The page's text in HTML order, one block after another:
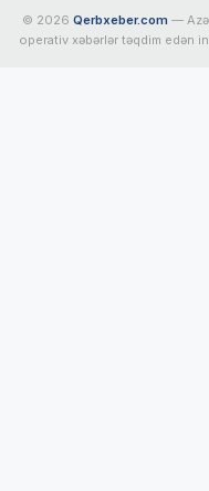
© 2026 Qerbxeber.com —
operativ xəbərlər təqdim edən